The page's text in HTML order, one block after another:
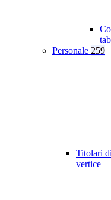
Personale 259
Titolari
vertice